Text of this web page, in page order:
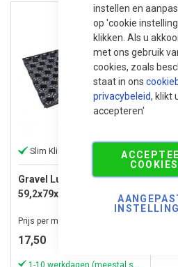
instellen en
op 'cookie
klikken. Als u
met ons gebruik
cookies, zoals
staat in ons
privacybeleid, klikt
accepteren'
COOKIES
Slim Kliksysteem
Gravel Lux Rooster
59,2x79x3 cm zwart
Prijs per m²
17,50